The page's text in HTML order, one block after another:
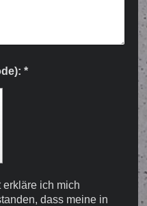
Captcha (Spam-Schutz-Code): *
erkläre ich mich
dass meine in